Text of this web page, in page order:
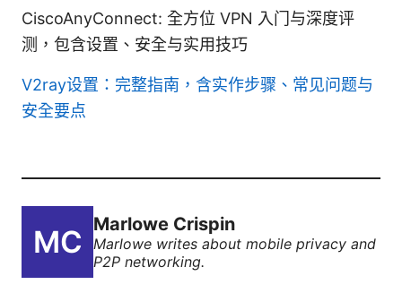
CiscoAnyConnect: 全方位 VPN 入门与深度评
测，包含设置、安全与实用技巧
V2ray设置：完整指南，含实作步骤、常见问题与
安全要点
Marlowe Crispin
Marlowe writes about mobile privacy and
P2P networking.